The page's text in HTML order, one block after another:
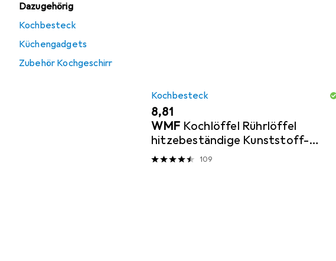
Dazugehörig
Kochbesteck
Küchengadgets
Zubehör Kochgeschirr
Kochbesteck
EUR
8,81
WMF Kochlöffel Rührlöffel
hitzebeständige Kunststoff-
Laffe 30cm Gourmet Edelstahl
109